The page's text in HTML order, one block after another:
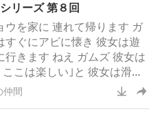
脳性麻痺 ダウン症 四肢欠損
る約４百人の 子供や若者に
セッションを提供していま
リーズ 第８回
ウを家に 連れて帰ります ガ
すぐにアビに懐き 彼女は遊
行きます ねえ ガムズ 彼女は
ここは楽しい｣と 彼女は滑り
り降ります ハイ 彼女は本当
好きです いつも一緒に散歩
仲間